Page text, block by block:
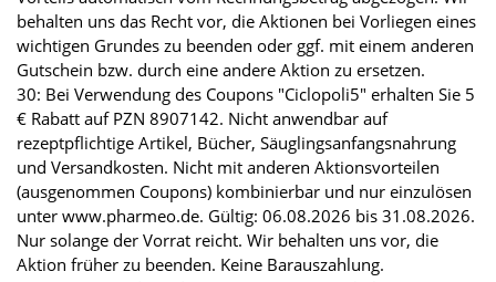
behalten uns das Recht vor, die Aktionen bei Vorliegen eines
wichtigen Grundes zu beenden oder ggf. mit einem anderen
Gutschein bzw. durch eine andere Aktion zu ersetzen.
30: Bei Verwendung des Coupons "Ciclopoli5" erhalten Sie 5
€ Rabatt auf PZN 8907142. Nicht anwendbar auf
rezeptpflichtige Artikel, Bücher, Säuglingsanfangsnahrung
und Versandkosten. Nicht mit anderen Aktionsvorteilen
(ausgenommen Coupons) kombinierbar und nur einzulösen
unter www.pharmeo.de. Gültig: 06.08.2026 bis 31.08.2026.
Nur solange der Vorrat reicht. Wir behalten uns vor, die
Aktion früher zu beenden. Keine Barauszahlung.